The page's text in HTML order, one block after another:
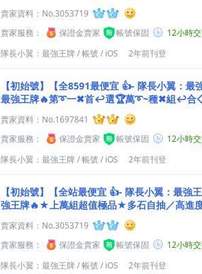
賣家資料： No.3053719
賣家服務：
保證金賣家 帳號保固
12小時
隊長小翼：最強王牌/帳號/ iOS 2年前刊登
【初始號】【全8591最便宜 👍- 隊長小翼：最
最強王牌🔥第➰一✖首↩選🏆萬➰~種✖組↩
賣家資料： No.1697841
賣家服務：
保證金賣家 帳號保固
12小時
隊長小翼：最強王牌/帳號/ iOS 2年前刊登
【初始號】【全站最便宜 👍- 隊長小翼：最強
強王牌🔥★上萬組超值極品★多石自抽／高進
賣家資料： No.3053719
賣家服務：
保證金賣家 帳號保固
12小時
隊長小翼：最強王牌/帳號/ iOS 2年前刊登